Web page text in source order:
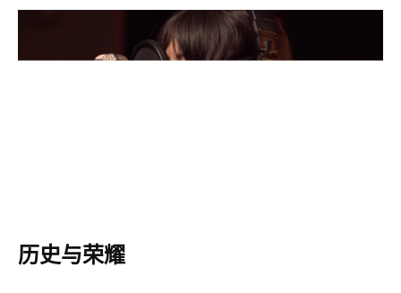
历史与荣耀